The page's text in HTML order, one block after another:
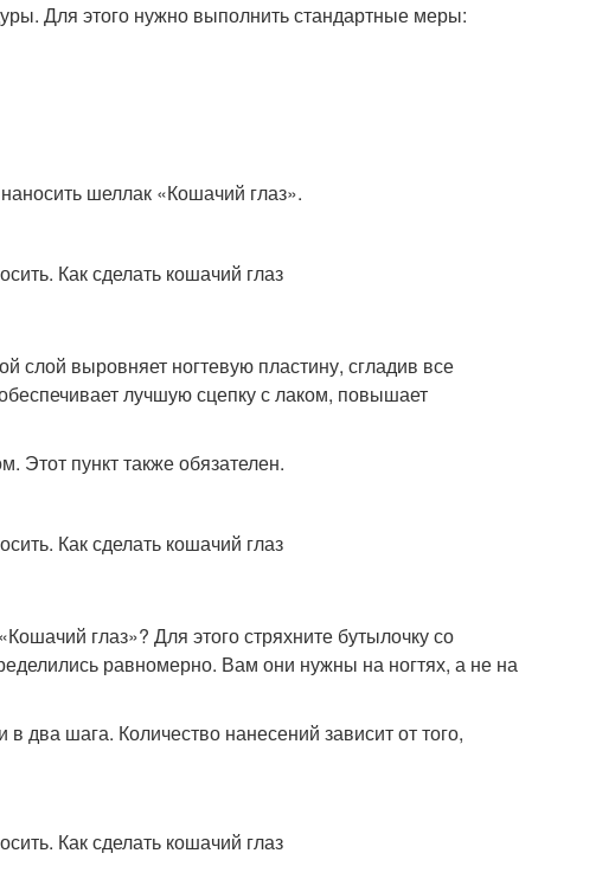
Для этого нужно выполнить стандартные меры:
шеллак «Кошачий глаз».
слой выровняет ногтевую пластину, сгладив все
лучшую сцепку с лаком, повышает
Этот пункт также обязателен.
глаз»? Для этого стряхните бутылочку со
равномерно. Вам они нужны на ногтях, а не на
два шага. Количество нанесений зависит от того,